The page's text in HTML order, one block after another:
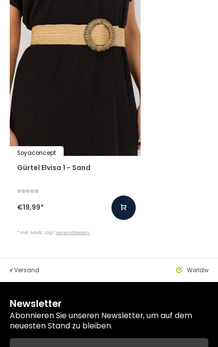
Soyaconcept
Gürtel Elvisa 1 - Sand
€19,99*
* Inkl. MwSt. zzgl.Versandkosten
Versand
Newsletter
Abonnieren Sie unseren Newsletter, um auf dem
neuesten Stand zu bleiben.